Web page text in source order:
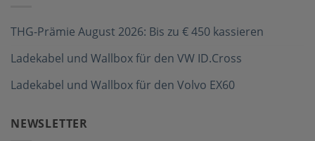
THG-Prämie August 2026: Bis zu € 450 kassieren
Ladekabel und Wallbox für den VW ID.Cross
Ladekabel und Wallbox für den Volvo EX60
NEWSLETTER